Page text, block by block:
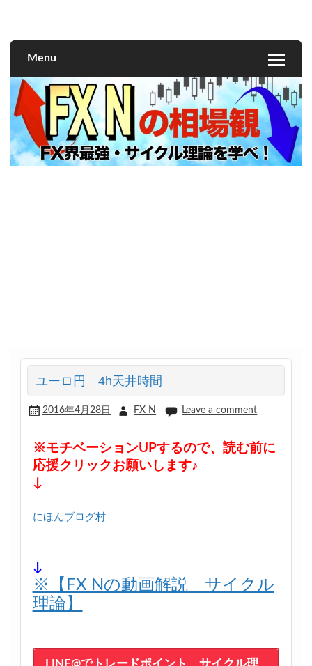
Menu
ユーロ円 4h天井時間
2016年4月28日 FX N Leave a comment
※モチベーションUPするので、読む前に
応援クリックお願いします♪
↓
にほんブログ村
↓
※【FX Nの動画解説 サイクル
理論】
LINE@でトレードポイント、サイクル理